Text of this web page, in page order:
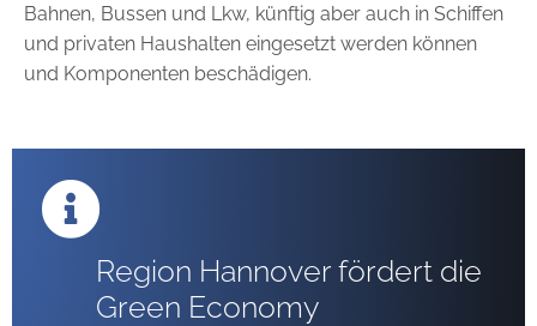
Bahnen, Bussen und Lkw, künftig aber auch in Schiffen
und privaten Haushalten eingesetzt werden können
und Komponenten beschädigen.
Region Hannover fördert die
Green Economy